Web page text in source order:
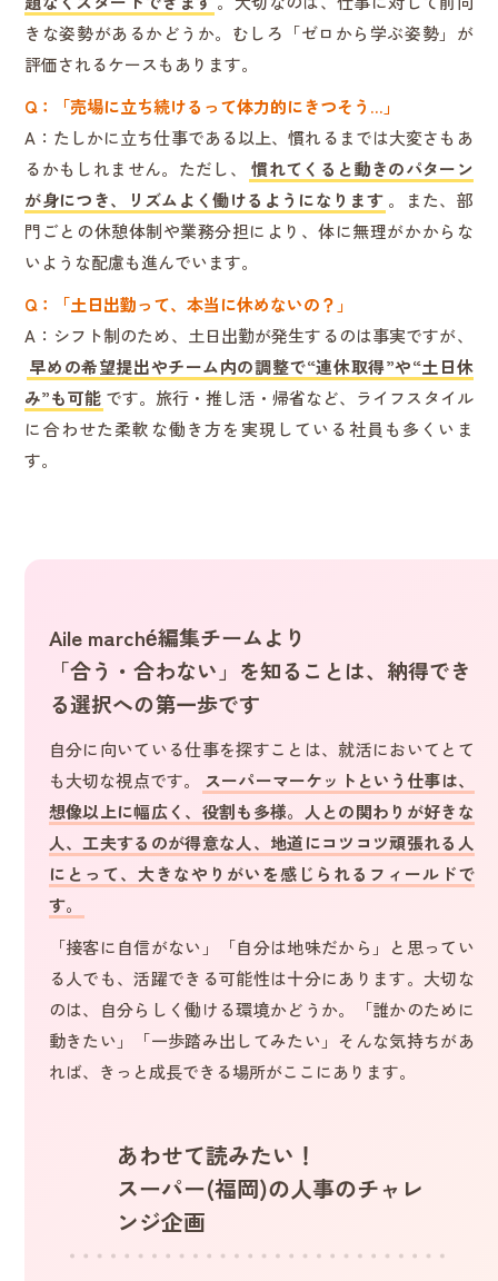
きな姿勢があるかどうか。むしろ「ゼロから学ぶ姿勢」が
評価されるケースもあります。
Q：「売場に立ち続けるって体力的にきつそう…」
A：たしかに立ち仕事である以上、慣れるまでは大変さもあ
るかもしれません。ただし、
慣れてくると動きのパターン
が身につき、リズムよく働けるようになります 。また、部
門ごとの休憩体制や業務分担により、体に無理がかからな
いような配慮も進んでいます。
Q：「土日出勤って、本当に休めないの？」
A：シフト制のため、土日出勤が発生するのは事実ですが、
早めの希望提出やチーム内の調整で“連休取得”や“土日休
み”も可能 です。旅行・推し活・帰省など、ライフスタイル
に合わせた柔軟な働き方を実現している社員も多くいま
す。
Aile marché編集チームより
「合う・合わない」を知ることは、納得でき
る選択への第一歩です
自分に向いている仕事を探すことは、就活においてとて
も大切な視点です。
スーパーマーケットという仕事は、
想像以上に幅広く、役割も多様。人との関わりが好きな
人、工夫するのが得意な人、地道にコツコツ頑張れる人
にとって、大きなやりがいを感じられるフィールドで
す。
「接客に自信がない」「自分は地味だから」と思ってい
る人でも、活躍できる可能性は十分にあります。大切な
のは、自分らしく働ける環境かどうか。「誰かのために
動きたい」「一歩踏み出してみたい」そんな気持ちがあ
れば、きっと成長できる場所がここにあります。
あわせて読みたい！
スーパー(福岡)の人事のチャレ
ンジ企画